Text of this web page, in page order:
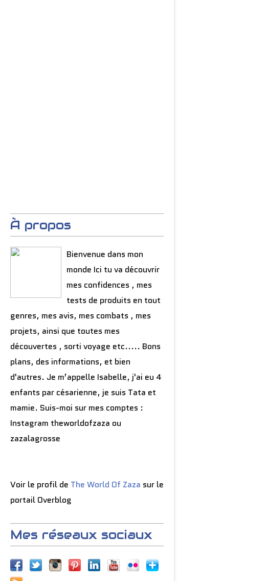
À propos
Bienvenue dans mon
monde Ici tu va découvrir
mes confidences , mes
tests de produits en tout
genres, mes avis, mes combats , mes
projets, ainsi que toutes mes
découvertes , sorti voyage etc..... Bons
plans, des informations, et bien
d'autres. Je m’appelle Isabelle, j'ai eu 4
enfants par césarienne, je suis Tata et
mamie. Suis-moi sur mes comptes :
Instagram theworldofzaza ou
zazalagrosse
Voir le profil de The World Of Zaza sur le
portail Overblog
Mes réseaux sociaux